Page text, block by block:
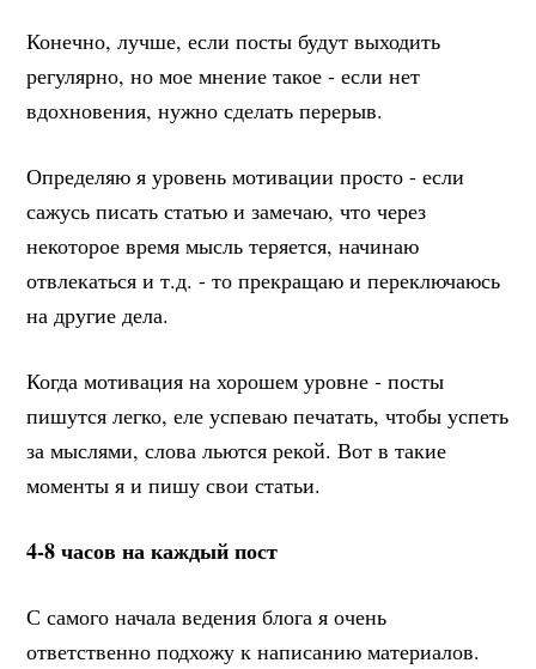
Конечно, лучше, если посты будут выходить
регулярно, но мое мнение такое - если нет
вдохновения, нужно сделать перерыв.
Определяю я уровень мотивации просто - если
сажусь писать статью и замечаю, что через
некоторое время мысль теряется, начинаю
отвлекаться и т.д. - то прекращаю и переключаюсь
на другие дела.
Когда мотивация на хорошем уровне - посты
пишутся легко, еле успеваю печатать, чтобы успеть
за мыслями, слова льются рекой. Вот в такие
моменты я и пишу свои статьи.
4-8 часов на каждый пост
С самого начала ведения блога я очень
ответственно подхожу к написанию материалов.